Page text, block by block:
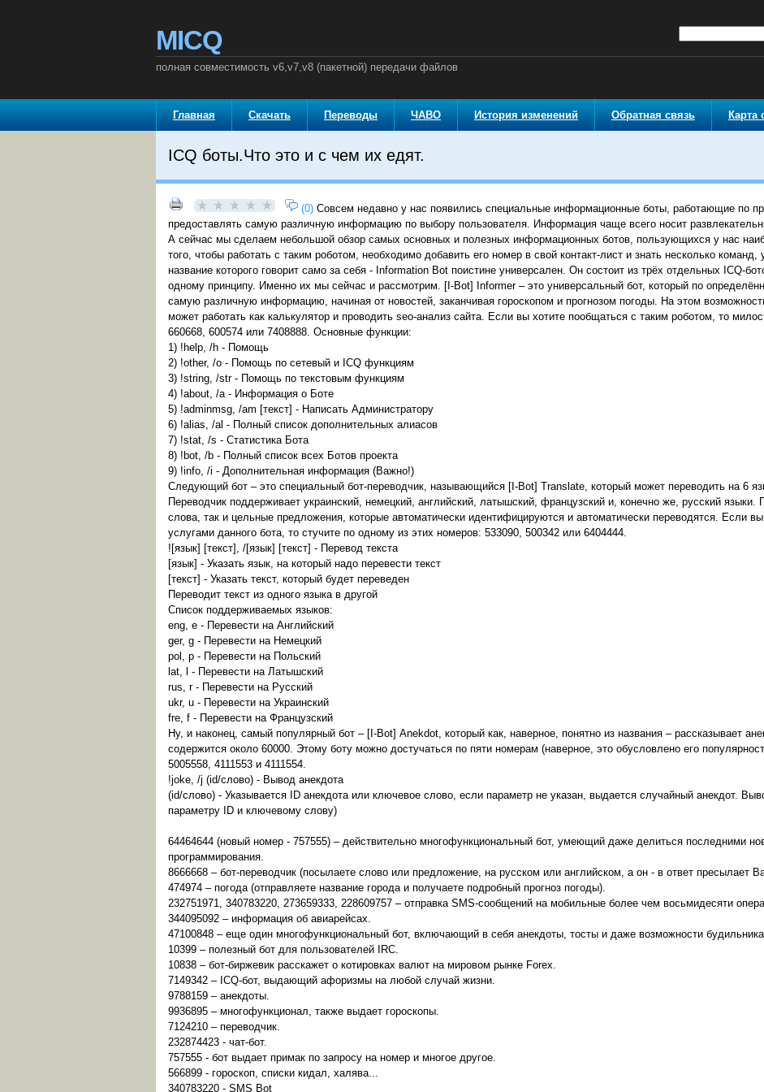
MICQ
полная совместимость v6,v7,v8 (пакетной) передачи файлов
Главная Скачать Переводы ЧАВО История изменений Обратная связь Карта
ICQ боты.Что это и с чем их едят.
(0) Совсем недавно у нас появились специальные информационные боты, работающие по
предоставлять самую различную информацию по выбору пользователя. Информация чаще всего носит
А сейчас мы сделаем небольшой обзор самых основных и полезных информационных ботов, пользующихся у нас
того, чтобы работать с таким роботом, необходимо добавить его номер в свой контакт-лист и знать несколько
название которого говорит само за себя - Information Bot поистине универсален. Он состоит из трёх отдельных ICQ-
одному принципу. Именно их мы сейчас и рассмотрим. [I-Bot] Informer – это универсальный бот, который по
самую различную информацию, начиная от новостей, заканчивая гороскопом и прогнозом погоды. На этом
может работать как калькулятор и проводить seo-анализ сайта. Если вы хотите пообщаться с таким роботом, то
660668, 600574 или 7408888. Основные функции:
1) !help, /h - Помощь
2) !other, /o - Помощь по сетевый и ICQ функциям
3) !string, /str - Помощь по текстовым функциям
4) !about, /a - Информация о Боте
5) !adminmsg, /am [текст] - Написать Администратору
6) !alias, /al - Полный список дополнительных алиасов
7) !stat, /s - Статистика Бота
8) !bot, /b - Полный список всех Ботов проекта
9) !info, /i - Дополнительная информация (Важно!)
Следующий бот – это специальный бот-переводчик, называющийся [I-Bot] Translate, который может переводить на 6
Переводчик поддерживает украинский, немецкий, английский, латышский, французский и, конечно же, русский языки.
слова, так и цельные предложения, которые автоматически идентифицируются и автоматически переводятся. Если вы
услугами данного бота, то стучите по одному из этих номеров: 533090, 500342 или 6404444.
![язык] [текст], /[язык] [текст] - Перевод текста
[язык] - Указать язык, на который надо перевести текст
[текст] - Указать текст, который будет переведен
Переводит текст из одного языка в другой
Список поддерживаемых языков:
eng, e - Перевести на Английский
ger, g - Перевести на Немецкий
pol, p - Перевести на Польский
lat, l - Перевести на Латышский
rus, r - Перевести на Русский
ukr, u - Перевести на Украинский
fre, f - Перевести на Французский
Ну, и наконец, самый популярный бот – [I-Bot] Anekdot, который как, наверное, понятно из названия – рассказывает
содержится около 60000. Этому боту можно достучаться по пяти номерам (наверное, это обусловлено его
5005558, 4111553 и 4111554.
!joke, /j (id/слово) - Вывод анекдота
(id/слово) - Указывается ID анекдота или ключевое слово, если параметр не указан, выдается случайный анекдот.
параметру ID и ключевому слову)
64464644 (новый номер - 757555) – действительно многофункциональный бот, умеющий даже делиться последними
программирования.
8666668 – бот-переводчик (посылаете слово или предложение, на русском или английском, а он - в ответ пресылает
474974 – погода (отправляете название города и получаете подробный прогноз погоды).
232751971, 340783220, 273659333, 228609757 – отправка SMS-сообщений на мобильные более чем восьмидесяти
344095092 – информация об авиарейсах.
47100848 – еще один многофункциональный бот, включающий в себя анекдоты, тосты и даже возможности
10399 – полезный бот для пользователей IRC.
10838 – бот-биржевик расскажет о котировках валют на мировом рынке Forex.
7149342 – ICQ-бот, выдающий афоризмы на любой случай жизни.
9788159 – анекдоты.
9936895 – многофункционал, также выдает гороскопы.
7124210 – переводчик.
232874423 - чат-бот.
757555 - бот выдает примак по запросу на номер и многое другое.
566899 - гороскоп, списки кидал, халява...
340783220 - SMS Bot